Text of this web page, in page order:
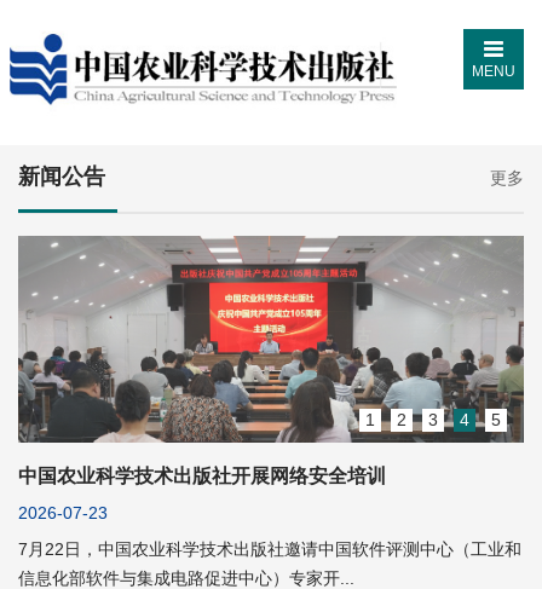
MENU
更多
新闻公告
1 2 3 4 5
中国农业科学技术出版社开展网络安全培训
2026-07-23
7月22日，中国农业科学技术出版社邀请中国软件评测中心（工业和
信息化部软件与集成电路促进中心）专家开...